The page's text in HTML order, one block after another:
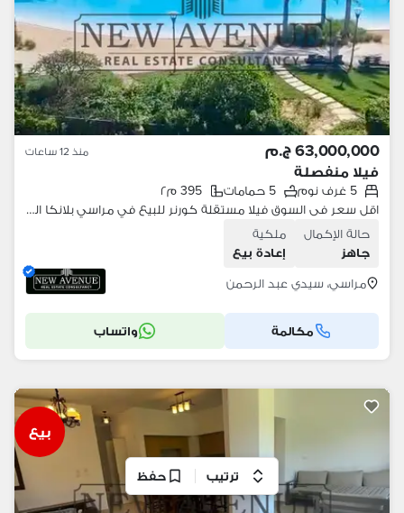
63,000,000 ج.م منذ 12 ساعات
فيلا منفصلة
5 غرف نوم 5 حمامات
395 م٢
اقل سعر فى السوق فيلا مستقلة كورنر للبيع في مراسي بلانكا الساحل الشمالي Marassi Blanca مشطبة بالكامل وشاملة الأثاث موقع متميز فيو مباشرة على الاجون
حالة الإكمال
جاهز
ملكية
إعادة بيع
مراسي، سيدي عبد الرحمن
مكالمة واتساب
بيع
ترتيب حفظ